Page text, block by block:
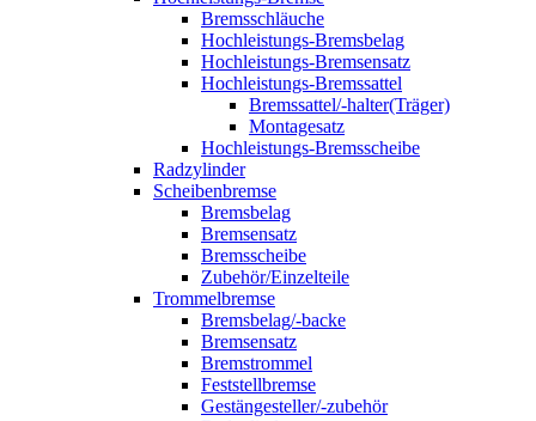
Bremsschläuche
Hochleistungs-Bremsbelag
Hochleistungs-Bremsensatz
Hochleistungs-Bremssattel
Bremssattel/-halter(Träger)
Montagesatz
Hochleistungs-Bremsscheibe
Radzylinder
Scheibenbremse
Bremsbelag
Bremsensatz
Bremsscheibe
Zubehör/Einzelteile
Trommelbremse
Bremsbelag/-backe
Bremsensatz
Bremstrommel
Feststellbremse
Gestängesteller/-zubehör